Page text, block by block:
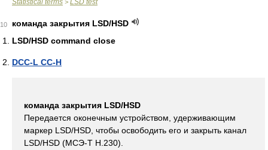
Statistical terms > LSD test
10
команда закрытия LSD/HSD
LSD/HSD command close
DCC-L CC-H
команда закрытия LSD/HSD
Передается оконечным устройством, удерживающим
маркер LSD/HSD, чтобы освободить его и закрыть канал
LSD/HSD (МСЭ-Т Н.230).